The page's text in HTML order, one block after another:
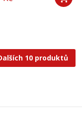
10 produktů